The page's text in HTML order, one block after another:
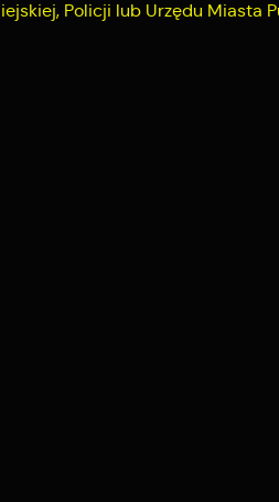
Policji lub Urzędu Miasta